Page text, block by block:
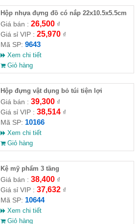
Hộp nhựa đựng đồ có nắp 22x10.5x5.5cm
Giá bán : 26,500₫
Giá sỉ VIP : 25,970₫
Mã SP: 9643
Xem chi tiết
Giỏ hàng
Hộp đựng vật dụng bỏ túi tiện lợi
Giá bán : 39,300₫
Giá sỉ VIP : 38,514₫
Mã SP: 10166
Xem chi tiết
Giỏ hàng
Kệ mỹ phẩm 3 tầng
Giá bán : 38,400₫
Giá sỉ VIP : 37,632₫
Mã SP: 10644
Xem chi tiết
Giỏ hàng